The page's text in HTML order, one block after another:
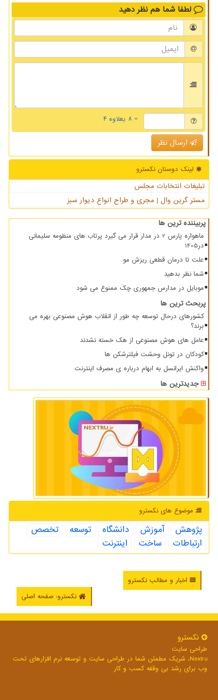
لطفا شما هم نظر دهید
= ۸ بعلاوه ۴
ارسال نظر
لینک دوستان نكسترو
تبلیغات انتخابات مجلس
مستر گرین وال | مجری و طراح انواع دیوار سبز
پربیننده ترین ها
ماهواره پارس 2 در مدار قرار می گیرد پرتاب های منظومه سلیمانی
در1405
علت تا درمان قطعی ریزش مو
شما نظر بدهید
موبایل در مدارس جمهوری چک ممنوع می شود
پربحث ترین ها
کشورهای درحال توسعه چه طور از انقلاب هوش مصنوعی بهره می
برند؟
عامل های هوش مصنوعی از هک خسته نشدند
کودکان در تونل وحشت فیلترشکن ها
واکنش ایرانسل به ابهام درباره ی مصرف اینترنت
جدیدترین ها
موضوع های نكسترو
پژوهش آموزش دانشگاه توسعه
تخصص
ارتباطات
ساخت اینترنت
اخبار و مطالب نکسترو
نکسترو: صفحه اصلی
نكسترو
طراحی سایت
Nextru، شریک مطمئن شما در طراحی سایت و توسعه نرم افزارهای تحت
وب برای رشد بی وقفه کسب و کار